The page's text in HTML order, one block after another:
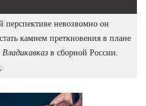
перспективе невозвомно он
камнем преткновения в плане
в сборной России.